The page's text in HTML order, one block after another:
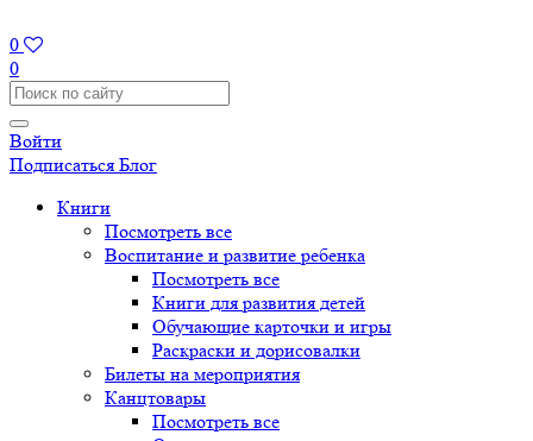
0
0
Войти
Подписаться Блог
Книги
Посмотреть все
Воспитание и развитие ребенка
Посмотреть все
Книги для развития детей
Обучающие карточки и игры
Раскраски и дорисовалки
Билеты на мероприятия
Канцтовары
Посмотреть все